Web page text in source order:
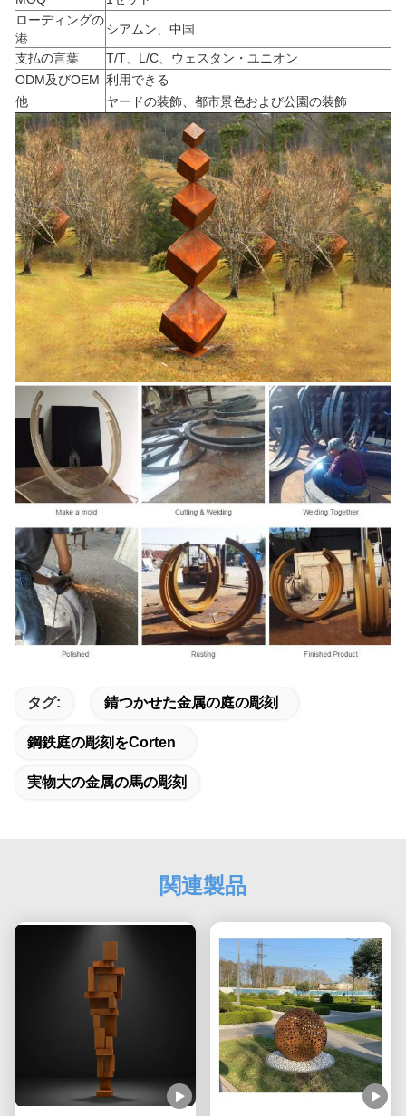
ローディングの
港
シアムン、中国
支払の言葉
T/T、L/C、ウェスタン・ユニオン
ODM及びOEM 利用できる
他
ヤードの装飾、都市景色および公園の装飾
タグ: 錆つかせた金属の庭の彫刻
鋼鉄庭の彫刻をcorten
実物大の金属の馬の彫刻
関連製品